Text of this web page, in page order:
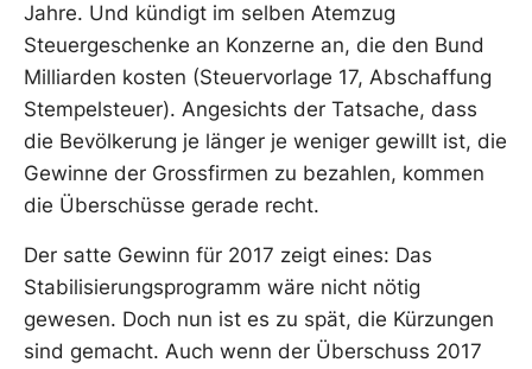
Jahre. Und kündigt im selben Atemzug
Steuergeschenke an Konzerne an, die den Bund
Milliarden kosten (Steuervorlage 17, Abschaffung
Stempelsteuer). Angesichts der Tatsache, dass
die Bevölkerung je länger je weniger gewillt ist, die
Gewinne der Grossfirmen zu bezahlen, kommen
die Überschüsse gerade recht.
Der satte Gewinn für 2017 zeigt eines: Das
Stabilisierungsprogramm wäre nicht nötig
gewesen. Doch nun ist es zu spät, die Kürzungen
sind gemacht. Auch wenn der Überschuss 2017